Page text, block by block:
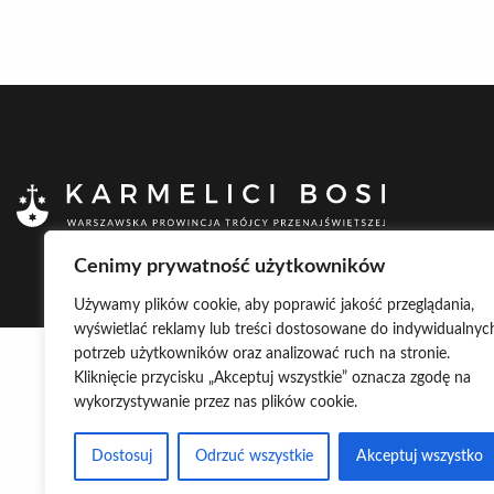
Cenimy prywatność użytkowników
Używamy plików cookie, aby poprawić jakość przeglądania,
wyświetlać reklamy lub treści dostosowane do
potrzeb użytkowników oraz analizować ruch na stronie.
Kliknięcie przycisku „Akceptuj wszystkie” oznacza zgodę na
wykorzystywanie przez nas plików cookie.
Dostosuj Odrzuć wszystkie Akceptuj wszystko